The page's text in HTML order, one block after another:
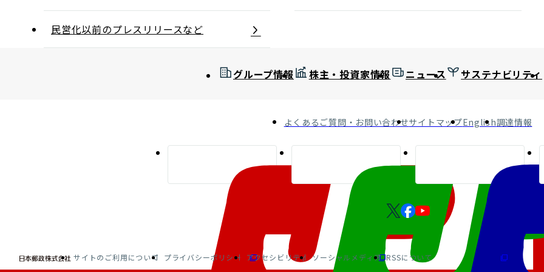
民営化以前のプレスリリースなど
グループ情報 株主・投資家情報 ニュース サステナビリティ
よくあるご質問・お問い合わせサイトマップEnglish調達情報
サイトのご利用について プライバシーポリシー アクセシビリティ ソーシャルメディア RSSについて